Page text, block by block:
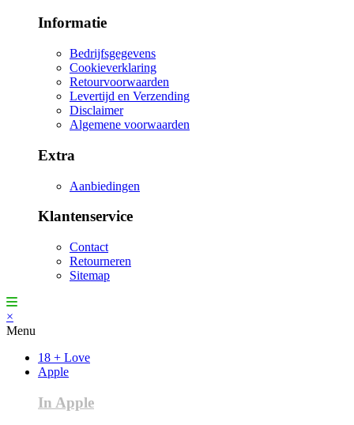
Informatie
Bedrijfsgegevens
Cookieverklaring
Retourvoorwaarden
Levertijd en Verzending
Disclaimer
Algemene voorwaarden
Extra
Aanbiedingen
Klantenservice
Contact
Retourneren
Sitemap
×
Menu
18 + Love
Apple
In Apple